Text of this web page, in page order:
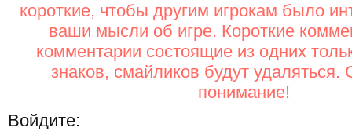
короткие, чтобы другим игрокам было
ваши мысли об игре. Короткие
комментарии состоящие из одних
знаков, смайликов будут удаляться.
понимание!
Войдите: